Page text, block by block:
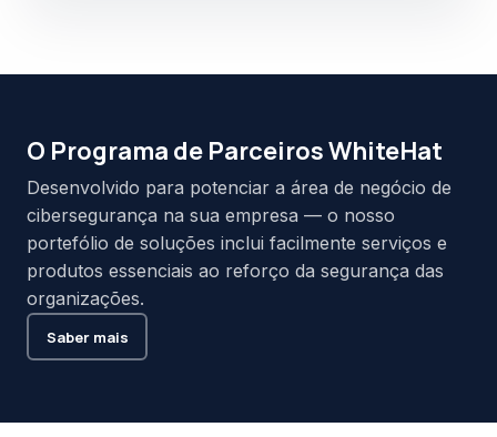
O Programa de Parceiros WhiteHat
Desenvolvido para potenciar a área de negócio de
cibersegurança na sua empresa — o nosso
portefólio de soluções inclui facilmente serviços e
produtos essenciais ao reforço da segurança das
organizações.
Saber mais